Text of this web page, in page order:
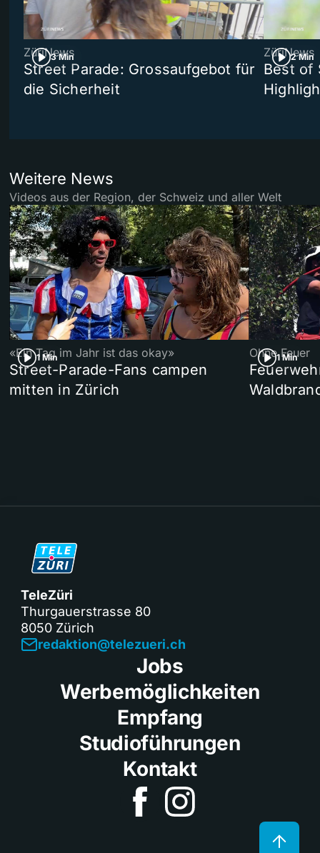
3 Min
ZüriNews
Street Parade: Grossaufgebot für
die Sicherheit
2 Min
ZüriNews
Best of
Weitere News
Videos aus der Region, der Schweiz und aller Welt
1 Min
«Ein Tag im Jahr ist das okay»
Street-Parade-Fans campen
mitten in Zürich
1 Min
Ohne Feuer
TeleZüri
Thurgauerstrasse 80
8050 Zürich
redaktion@telezueri.ch
Jobs
Werbemöglichkeiten
Empfang
Studioführungen
Kontakt